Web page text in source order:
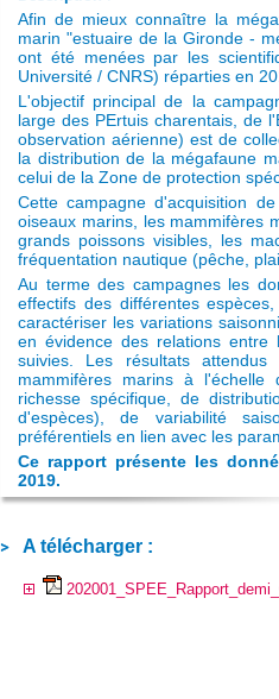
Afin de mieux connaître la
marin "estuaire de la Gironde -
ont été menées par les
Université / CNRS) réparties en
L'objectif principal de la
large des PErtuis charentais, de
observation aérienne) est de
la distribution de la mégafaune
celui de la Zone de protection
Cette campagne d'acquisition
oiseaux marins, les mammifères
grands poissons visibles, les
fréquentation nautique (pêche,
Au terme des campagnes les
effectifs des différentes
caractériser les variations
en évidence des relations entre
suivies. Les résultats
mammifères marins à
richesse spécifique, de
d'espèces), de variabilité
préférentiels en lien avec les
Ce rapport présente les
2019.
A télécharger :